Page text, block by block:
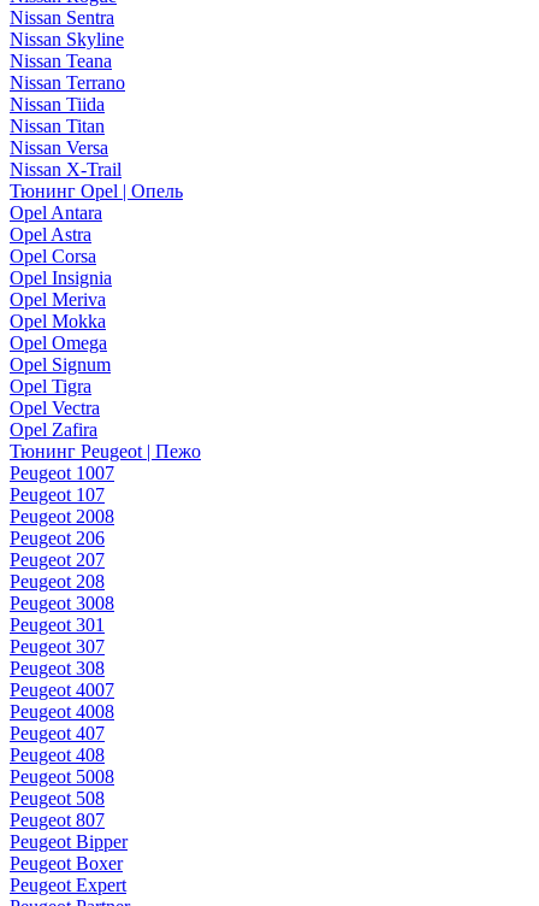
Nissan Sentra
Nissan Skyline
Nissan Teana
Nissan Terrano
Nissan Tiida
Nissan Titan
Nissan Versa
Nissan X-Trail
Тюнинг Opel | Опель
Opel Antara
Opel Astra
Opel Corsa
Opel Insignia
Opel Meriva
Opel Mokka
Opel Omega
Opel Signum
Opel Tigra
Opel Vectra
Opel Zafira
Тюнинг Peugeot | Пежо
Peugeot 1007
Peugeot 107
Peugeot 2008
Peugeot 206
Peugeot 207
Peugeot 208
Peugeot 3008
Peugeot 301
Peugeot 307
Peugeot 308
Peugeot 4007
Peugeot 4008
Peugeot 407
Peugeot 408
Peugeot 5008
Peugeot 508
Peugeot 807
Peugeot Bipper
Peugeot Boxer
Peugeot Expert